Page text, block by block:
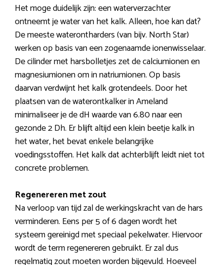
Het moge duidelijk zijn: een waterverzachter
ontneemt je water van het kalk. Alleen, hoe kan dat?
De meeste waterontharders (van bijv. North Star)
werken op basis van een zogenaamde ionenwisselaar.
De cilinder met harsbolletjes zet de calciumionen en
magnesiumionen om in natriumionen. Op basis
daarvan verdwijnt het kalk grotendeels. Door het
plaatsen van de waterontkalker in Ameland
minimaliseer je de dH waarde van 6.80 naar een
gezonde 2 Dh. Er blijft altijd een klein beetje kalk in
het water, het bevat enkele belangrijke
voedingsstoffen. Het kalk dat achterblijft leidt niet tot
concrete problemen.
Regenereren met zout
Na verloop van tijd zal de werkingskracht van de hars
verminderen. Eens per 5 of 6 dagen wordt het
systeem gereinigd met speciaal pekelwater. Hiervoor
wordt de term regenereren gebruikt. Er zal dus
regelmatig zout moeten worden bijgevuld. Hoeveel